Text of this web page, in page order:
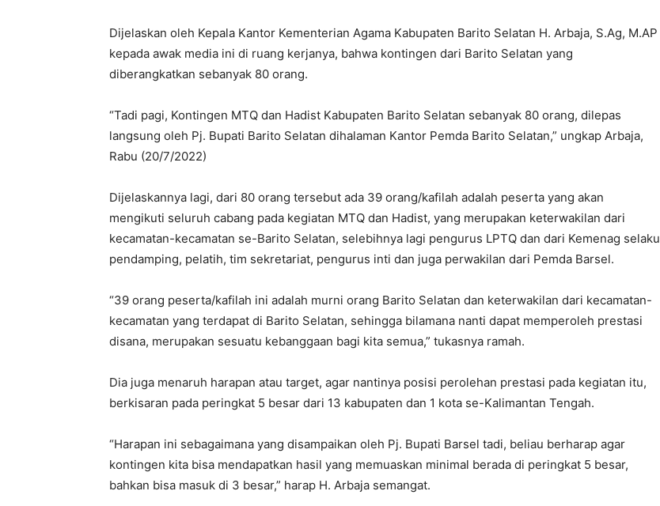
Dijelaskan oleh Kepala Kantor Kementerian Agama Kabupaten Barito Selatan H. Arbaja, S.Ag, M.AP
kepada awak media ini di ruang kerjanya, bahwa kontingen dari Barito Selatan yang
diberangkatkan sebanyak 80 orang.
“Tadi pagi, Kontingen MTQ dan Hadist Kabupaten Barito Selatan sebanyak 80 orang, dilepas
langsung oleh Pj. Bupati Barito Selatan dihalaman Kantor Pemda Barito Selatan,” ungkap Arbaja,
Rabu (20/7/2022)
Dijelaskannya lagi, dari 80 orang tersebut ada 39 orang/kafilah adalah peserta yang akan
mengikuti seluruh cabang pada kegiatan MTQ dan Hadist, yang merupakan keterwakilan dari
kecamatan-kecamatan se-Barito Selatan, selebihnya lagi pengurus LPTQ dan dari Kemenag selaku
pendamping, pelatih, tim sekretariat, pengurus inti dan juga perwakilan dari Pemda Barsel.
“39 orang peserta/kafilah ini adalah murni orang Barito Selatan dan keterwakilan dari kecamatan-
kecamatan yang terdapat di Barito Selatan, sehingga bilamana nanti dapat memperoleh prestasi
disana, merupakan sesuatu kebanggaan bagi kita semua,” tukasnya ramah.
Dia juga menaruh harapan atau target, agar nantinya posisi perolehan prestasi pada kegiatan itu,
berkisaran pada peringkat 5 besar dari 13 kabupaten dan 1 kota se-Kalimantan Tengah.
“Harapan ini sebagaimana yang disampaikan oleh Pj. Bupati Barsel tadi, beliau berharap agar
kontingen kita bisa mendapatkan hasil yang memuaskan minimal berada di peringkat 5 besar,
bahkan bisa masuk di 3 besar,” harap H. Arbaja semangat.